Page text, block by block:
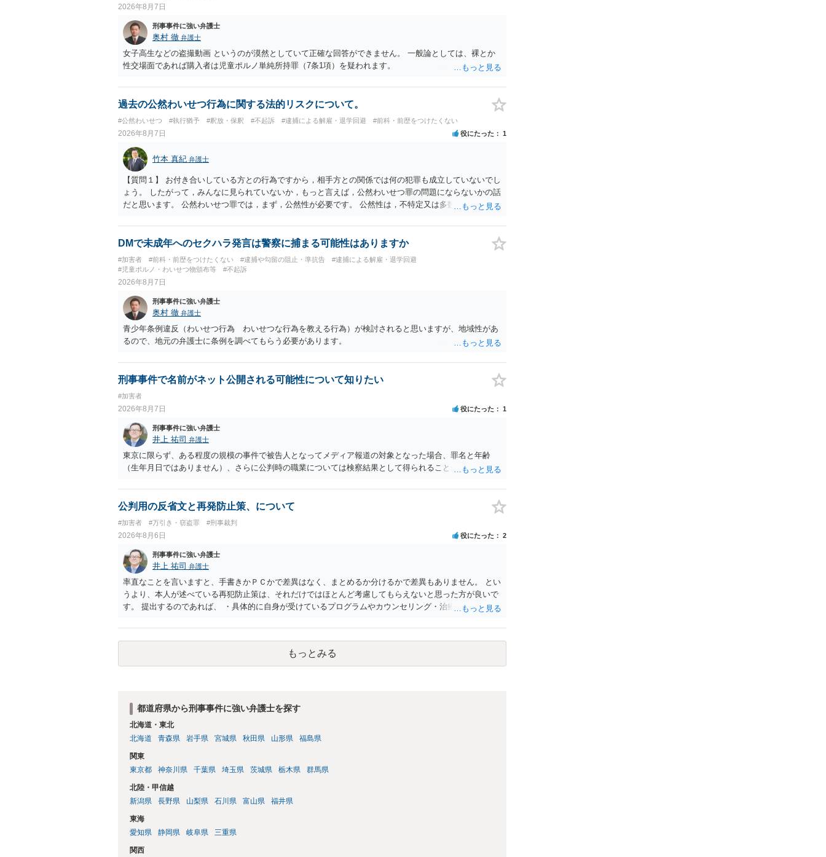
2026年8月7日
刑事事件に強い弁護士
奥村 徹 弁護士
女子高生などの盗撮動画 というのが漠然としていて正確な回答ができません。 一般論としては、裸とか
性交場面であれば購入者は児童ポルノ単純所持罪（7条1項）を疑われます。
過去の公然わいせつ行為に関する法的リスクについて。
#公然わいせつ #執行猶予 #釈放・保釈 #不起訴 #逮捕による解雇・退学回避 #前科・前歴をつけたくない
2026年8月7日 役にたった 1
竹本 真紀 弁護士
【質問１】 お付き合いしている方との行為ですから，相手方との関係では何の犯罪も成立していないでし
ょう。 したがって，みんなに見られていないか，もっと言えば，公然わいせつ罪の問題にならないかの話
だと思います。 公然わいせつ罪では，まず，公然性が必要です。 公然性は，不特定又は多数の方が認識
の方が認識するのは困難な状態ですから，公然性はないと思います。 また，意図的に示そうとする故意が
必要ですが，本件では，通過する車両があると服を着ている（わいせつな状態をなくしている）のですか
には該当しませんから，捜査の対象になることはありません。 警察から連絡がくることもないでしょう。
【質問２】 見せようと思っていないことは，服を着たりする行為から明らかです。したがいまして，注意
うに犯罪の嫌疑が否定されますから，逮捕勾留される可能性はありません。その理由がないのです。 【質
問４】 起訴猶予は，犯罪が成立することが前提ですので，不起訴とする理由としても前提を欠いていま
す。不起訴にするにしても，不起訴の可能性はありません。あえて不起訴の理由を挙げるなら，「嫌疑不
十分」か「嫌疑なし」です。
DMで未成年へのセクハラ発言は警察に捕まる可能性はありますか
#加害者 #前科・前歴をつけたくない #逮捕や勾留の阻止・準抗告
#逮捕による解雇・退学回避
#児童ポルノ・わいせつ物頒布等
#不起訴
2026年8月7日
刑事事件に強い弁護士
奥村 徹 弁護士
青少年条例違反（わいせつ行為 わいせつな行為を教える行為）が検討されると思いますが、地域性があ
るので、地元の弁護士に条例を調べてもらう必要があります。
刑事事件で名前がネット公開される可能性について知りたい
#加害者
2026年8月7日 役にたった 1
刑事事件に強い弁護士
井上 祐司 弁護士
東京に限らず、ある程度の規模の事件で被告人となってメディア報道の対象となった場合、罪名と年齢
（生年月日ではありません）、さらに公判時の職業については検察結果として得られることが通常です。
公判用の反省文と再発防止策、について
#加害者 #万引き・窃盗罪 #刑事裁判
2026年8月6日 役にたった 2
刑事事件に強い弁護士
井上 祐司 弁護士
率直なことを言いますと、手書きかＰＣかで差異はなく、まとめるか分けるかで差異もありません。 とい
うより、本人が述べている再犯防止策は、それだけではほとんど考慮してもらえないと思った方が良いで
す。 提出するのであれば、 ・具体的に自身が受けているプログラムやカウンセリング・治療の内容 ・利
者の証言 など、証拠で担保された客観性と実現可能性があるものでなければあまり意味がありません。
もともと執行猶予が狙える事案であれば本人の反省の言葉だけで十分であり、実刑となるか微妙な事案で
は、本人が再発防止策をいくら述べてもほとんど効果は望めないというのが実感です。
もっとみる
都道府県から刑事事件に強い弁護士を探す
北海道・東北
北海道
青森県 岩手県 宮城県 秋田県 山形県 福島県
関東
東京都
神奈川県 千葉県 埼玉県 茨城県 栃木県 群馬県
北陸・甲信越
新潟県
長野県 山梨県 石川県 富山県 福井県
東海
愛知県
静岡県 岐阜県 三重県
関西